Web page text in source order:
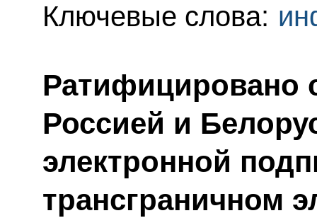
Ключевые слова:
Ратифицировано
Россией и
электронной
трансграничном